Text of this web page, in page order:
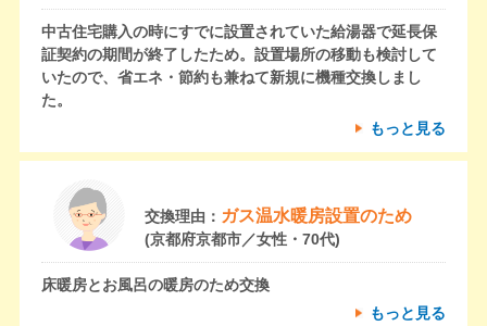
中古住宅購入の時にすでに設置されていた給湯器で延長保
証契約の期間が終了したため。設置場所の移動も検討して
いたので、省エネ・節約も兼ねて新規に機種交換しまし
た。
もっと見る
交換理由： ガス温水暖房設置のため
(京都府京都市／女性・70代)
床暖房とお風呂の暖房のため交換
もっと見る